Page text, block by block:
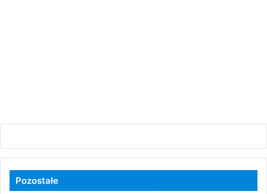
Pozostałe